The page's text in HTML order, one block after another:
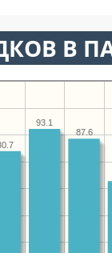
В
87.6
93.1